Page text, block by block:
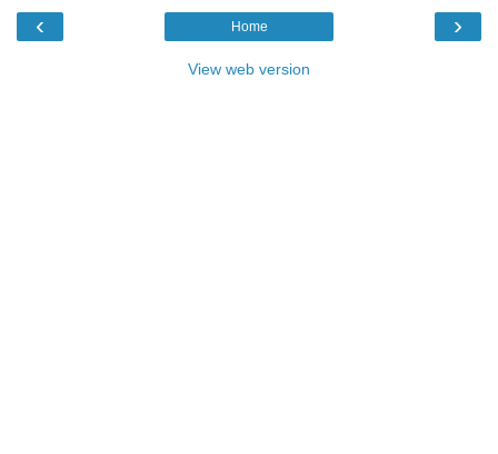
‹ ›
Home
View web version